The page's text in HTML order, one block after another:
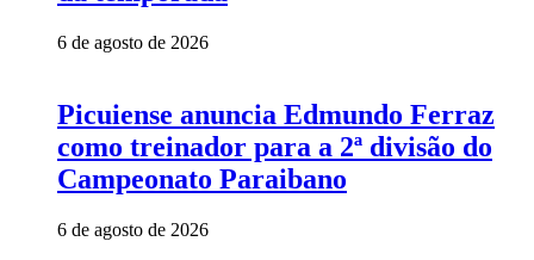
6 de agosto de 2026
Picuiense anuncia Edmundo Ferraz
como treinador para a 2ª divisão do
Campeonato Paraibano
6 de agosto de 2026